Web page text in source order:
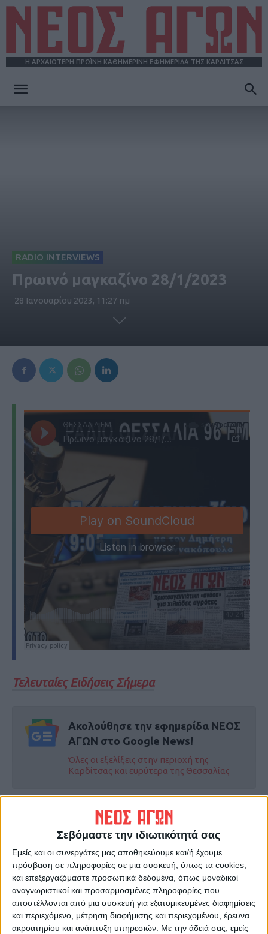
Σεβόμαστε την ιδιωτικότητά σας
Εμείς και οι συνεργάτες μας αποθηκεύουμε και/ή έχουμε
πρόσβαση σε πληροφορίες σε μια συσκευή, όπως τα cookies,
και επεξεργαζόμαστε προσωπικά δεδομένα, όπως μοναδικοί
αναγνωριστικοί και προσαρμοσμένες πληροφορίες που
αποστέλλονται από μια συσκευή για εξατομικευμένες διαφημίσεις
και περιεχόμενο, μέτρηση διαφήμισης και περιεχομένου, έρευνα
ακροατηρίου και ανάπτυξη υπηρεσιών. Με την άδειά σας, εμείς
Η ΑΡΧΑΙΟΤΕΡΗ ΠΡΩΪΝΗ ΚΑΘΗΜΕΡΙΝΗ ΕΦΗΜΕΡΙΔΑ ΤΗΣ ΚΑΡΔΙΤΣΑΣ
RADIO INTERVIEWS
Πρωινό μαγκαζίνο 28/1/2023
28 Ιανουαρίου 2023, 11:27 πμ
Τελευταίες Ειδήσεις Σήμερα
Ακολούθησε την εφημερίδα ΝΕΟΣ
ΑΓΩΝ στο Google News!
Όλες οι εξελίξεις στην περιοχή της
Καρδίτσας και ευρύτερα της Θεσσαλίας
ΠΡΟΗΓΟΥΜΕΝΟ ΑΡΘΡΟ
εκδηλώσεις στην Π.Ε.
Καρδίτσας με τη στήριξη της
Περιφέρειας Θεσσαλίας
Στενό πρέσινγκ 28/1/2023